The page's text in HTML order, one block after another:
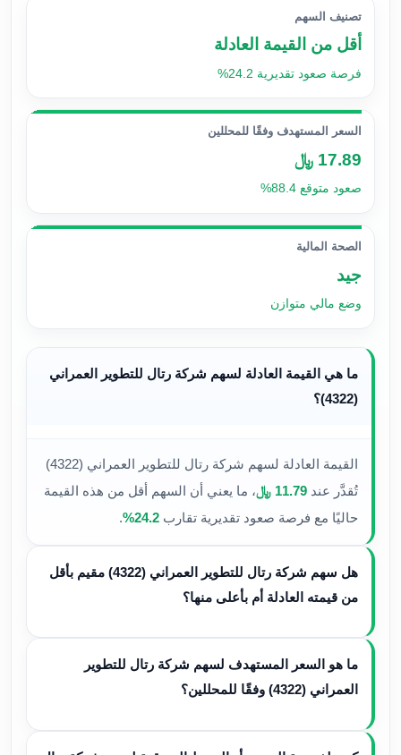
تصنيف السهم
أقل من القيمة العادلة
فرصة صعود تقديرية 24.2%
السعر المستهدف وفقًا للمحللين
17.89 ﷼
صعود متوقع 88.4%
الصحة المالية
جيد
وضع مالي متوازن
ما هي القيمة العادلة لسهم شركة رتال للتطوير العمراني
(4322)؟
القيمة العادلة لسهم شركة رتال للتطوير العمراني (4322)
تُقدَّر عند11.79 ﷼
، ما يعني أن السهم أقل من هذه القيمة
حاليًا مع فرصة صعود تقديرية تقارب24.2%
.
هل سهم شركة رتال للتطوير العمراني (4322) مقيم بأقل
من قيمته العادلة أم بأعلى منها؟
ما هو السعر المستهدف لسهم شركة رتال للتطوير
العمراني (4322) وفقًا للمحللين؟